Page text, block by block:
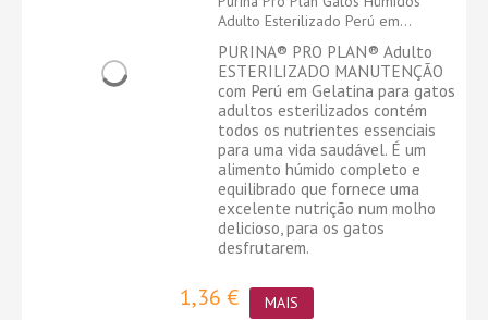
Adulto Esterilizado Perú em...
PURINA® PRO PLAN® Adulto
ESTERILIZADO MANUTENÇÃO
com Perú em Gelatina para gatos
adultos esterilizados contém
todos os nutrientes essenciais
para uma vida saudável. É um
alimento húmido completo e
equilibrado que fornece uma
excelente nutrição num molho
delicioso, para os gatos
desfrutarem.
1,36 € MAIS